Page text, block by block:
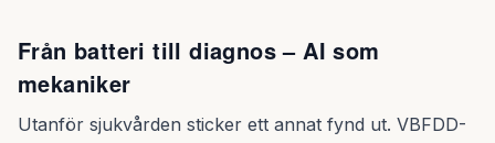
Från batteri till diagnos – AI som
mekaniker
Utanför sjukvården sticker ett annat fynd ut. VBFDD-